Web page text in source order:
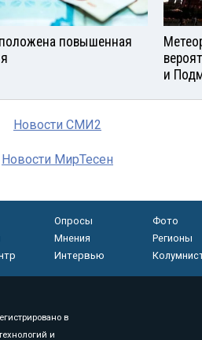
повышенная
и
Новости СМИ2
Новости МирТесен
Опросы
Фото
Мнения
Регионы
Интервью
в
и